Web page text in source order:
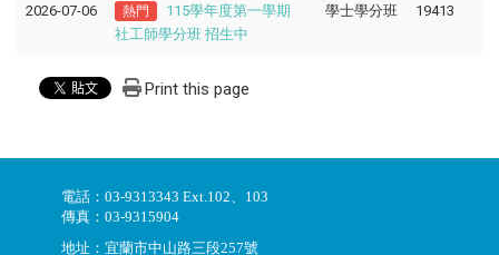
2026-07-06 熱門
115學年度第一學期
社工師學分班 招生中
學士學分班 19413
Print this page
電話：03-9313343 Ext.102、103
傳真：03-9315904
地址：宜蘭市中山路三段257號